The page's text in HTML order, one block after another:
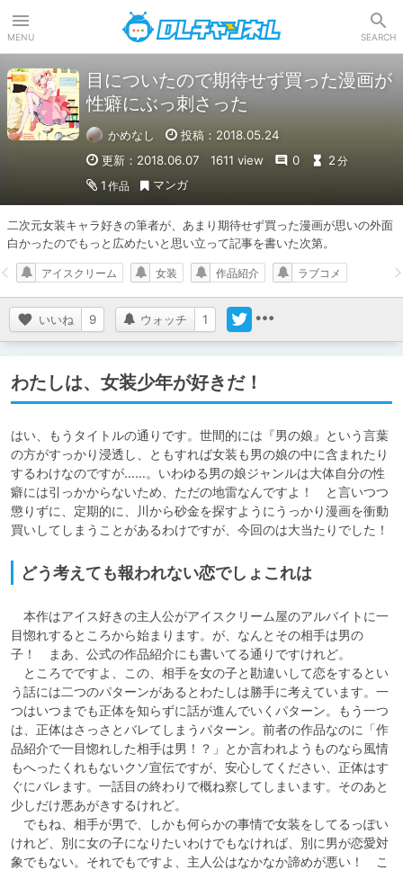
MENU SEARCH
目についたので期待せず買った漫画が
性癖にぶっ刺さった
かめなし
投稿：2018.05.24
更新：2018.06.07
1611 view 0 2 分
1 作品 マンガ
二次元女装キャラ好きの筆者が、あまり期待せず買った漫画が思いの外面
白かったのでもっと広めたいと思い立って記事を書いた次第。
いいね 9 ウォッチ 1
アイスクリーム 女装 作品紹介 ラブコメ
わたしは、女装少年が好きだ！
はい、もうタイトルの通りです。世間的には『男の娘』という言葉
の方がすっかり浸透し、ともすれば女装も男の娘の中に含まれたり
するわけなのですが……。いわゆる男の娘ジャンルは大体自分の性
癖には引っかからないため、ただの地雷なんですよ！　と言いつつ
懲りずに、定期的に、川から砂金を探すようにうっかり漫画を衝動
買いしてしまうことがあるわけですが、今回のは大当たりでした！
どう考えても報われない恋でしょこれは
本作はアイス好きの主人公がアイスクリーム屋のアルバイトに一
目惚れするところから始まります。が、なんとその相手は男の
子！　まあ、公式の作品紹介にも書いてる通りですけれど。
ところでですよ、この、相手を女の子と勘違いして恋をするとい
う話には二つのパターンがあるとわたしは勝手に考えています。一
つはいつまでも正体を知らずに話が進んでいくパターン。もう一つ
は、正体はさっさとバレてしまうパターン。前者の作品なのに「作
品紹介で一目惚れした相手は男！？」とか言われようものなら風情
もへったくれもないクソ宣伝ですが、安心してください、正体はす
ぐにバレます。一話目の終わりで概ね察してしまいます。そのあと
少しだけ悪あがきするけれど。
でもね、相手が男で、しかも何らかの事情で女装をしてるっぽい
けれど、別に女の子になりたいわけでもなければ、別に男が恋愛対
象でもない。それでもですよ、主人公はなかなか諦めが悪い！　こ